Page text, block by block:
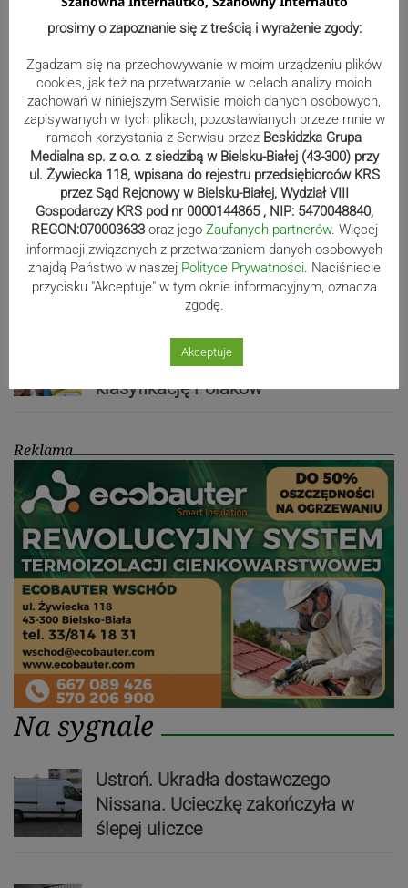
punkty. Liderzy mistrzostw
wystartują w Rajdzie Rzeszowskim
80-lecie Soły Kobiernice. Będzie się
działo! SZCZEGÓŁOWY PROGRAM
Kaniów stolicą europejskiego kajak
polo. Kilkadziesiąt drużyn z całej
Europy rywalizowało przez trzy dni
Nakamura z dubletem w Wiśle.
Dyskwalifikacja Waszka zmieniła
klasyfikację Polaków
Reklama
Na sygnale
Ustroń. Ukradła dostawczego
Nissana. Ucieczkę zakończyła w
ślepej uliczce
prosimy o zapoznanie się z treścią i wyrażenie zgody:
Zgadzam się na przechowywanie w moim urządzeniu plików
cookies, jak też na przetwarzanie w celach analizy moich
zachowań w niniejszym Serwisie moich danych osobowych,
zapisywanych w tych plikach, pozostawianych przeze mnie w
ramach korzystania z Serwisu przez Beskidzka Grupa
Medialna sp. z o.o. z siedzibą w Bielsku-Białej (43-300) przy
ul. Żywiecka 118, wpisana do rejestru przedsiębiorców KRS
przez Sąd Rejonowy w Bielsku-Białej, Wydział VIII
Gospodarczy KRS pod nr 0000144865 , NIP: 5470048840,
REGON:070003633 oraz jego Zaufanych partnerów. Więcej
informacji związanych z przetwarzaniem danych osobowych
znajdą Państwo w naszej Polityce Prywatności. Naciśniecie
przycisku "Akceptuje" w tym oknie informacyjnym, oznacza
zgodę.
Akceptuje